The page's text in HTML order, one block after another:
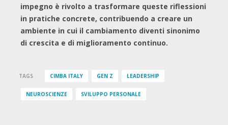
impegno è rivolto a trasformare queste riflessioni
in pratiche concrete, contribuendo a creare un
ambiente in cui il cambiamento diventi sinonimo
di crescita e di miglioramento continuo.
TAGS CIMBA ITALY GEN Z LEADERSHIP
NEUROSCIENZE SVILUPPO PERSONALE